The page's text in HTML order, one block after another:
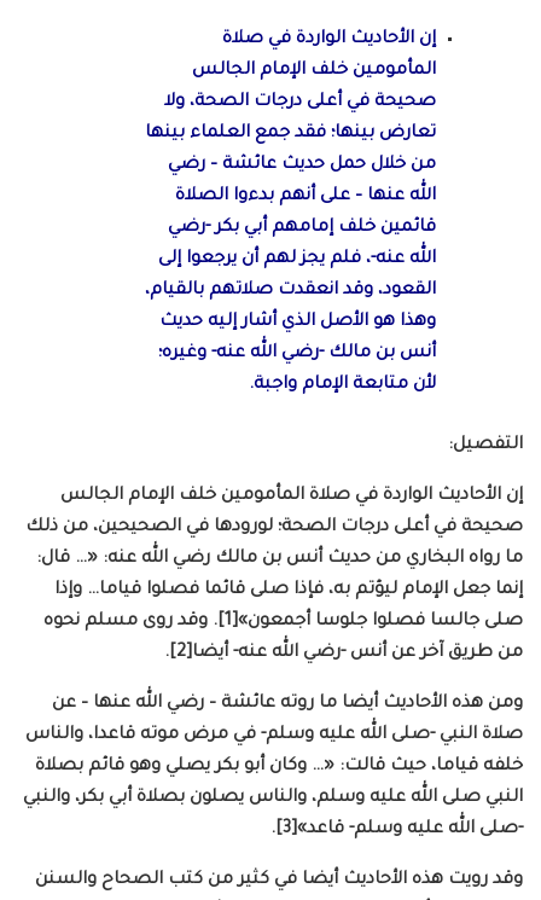
إن الأحاديث الواردة في صلاة
المأمومين خلف الإمام الجالس
صحيحة في أعلى درجات الصحة، ولا
تعارض بينها؛ فقد جمع العلماء بينها
من خلال حمل حديث عائشة – رضي
الله عنها – على أنهم بدءوا الصلاة
قائمين خلف إمامهم أبي بكر -رضي
الله عنه-، فلم يجز لهم أن يرجعوا إلى
القعود، وقد انعقدت صلاتهم بالقيام،
وهذا هو الأصل الذي أشار إليه حديث
أنس بن مالك -رضي الله عنه- وغيره؛
لأن متابعة الإمام واجبة.
التفصيل:
إن الأحاديث الواردة في صلاة المأمومين خلف الإمام الجالس
صحيحة في أعلى درجات الصحة؛ لورودها في الصحيحين، من ذلك
ما رواه البخاري من حديث أنس بن مالك رضي الله عنه: «… قال:
إنما جعل الإمام ليؤتم به، فإذا صلى قائما فصلوا قياما… وإذا
صلى جالسا فصلوا جلوسا أجمعون»[1]. وقد روى مسلم نحوه
من طريق آخر عن أنس -رضي الله عنه- أيضا[2].
ومن هذه الأحاديث أيضا ما روته عائشة – رضي الله عنها – عن
صلاة النبي -صلى الله عليه وسلم- في مرض موته قاعدا، والناس
خلفه قياما، حيث قالت: «… وكان أبو بكر يصلي وهو قائم بصلاة
النبي صلى الله عليه وسلم، والناس يصلون بصلاة أبي بكر، والنبي
-صلى الله عليه وسلم- قاعد»[3].
وقد رويت هذه الأحاديث أيضا في كثير من كتب الصحاح والسنن